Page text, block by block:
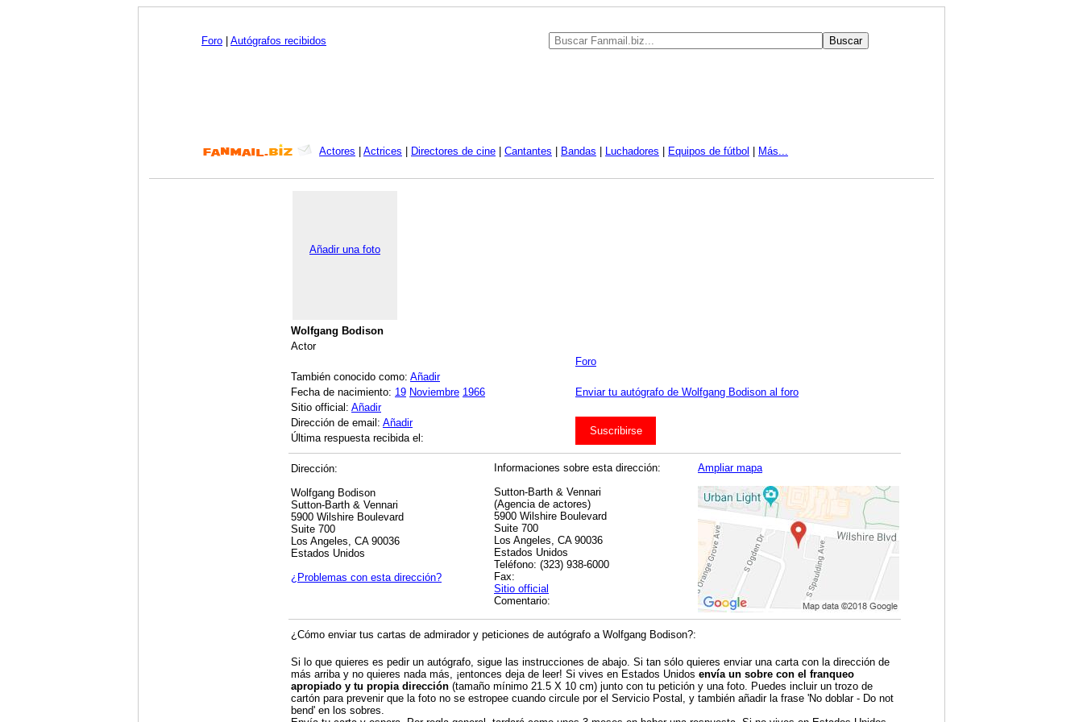
Foro Autógrafos recibidos
Actores Actrices Directores de cine Cantantes Bandas Luchadores Equipos de fútbol Más...
Añadir una foto
Wolfgang Bodison
Actor
Foro
También conocido como: Añadir
Fecha de nacimiento: 19 Noviembre 1966
Enviar tu autógrafo de Wolfgang Bodison al foro
Sitio official: Añadir
Dirección de email: Añadir
Suscribirse
Última respuesta recibida el:
Dirección:
Wolfgang Bodison
Sutton-Barth & Vennari
5900 Wilshire Boulevard
Suite 700
Los Angeles, CA 90036
Estados Unidos
¿Problemas con esta dirección?
Informaciones sobre esta dirección:
Sutton-Barth & Vennari
(Agencia de actores)
5900 Wilshire Boulevard
Suite 700
Los Angeles, CA 90036
Estados Unidos
Teléfono: (323) 938-6000
Fax:
Sitio official
Comentario:
Ampliar mapa
¿Cómo enviar tus cartas de admirador y peticiones de autógrafo a Wolfgang Bodison?:
Si lo que quieres es pedir un autógrafo, sigue las instrucciones de abajo. Si tan sólo quieres enviar una carta con la dirección de
más arriba y no quieres nada más, ¡entonces deja de leer! Si vives en Estados Unidos envía un sobre con el franqueo
apropiado y tu propia dirección (tamaño mínimo 21.5 X 10 cm) junto con tu petición y una foto. Puedes incluir un trozo de
cartón para prevenir que la foto no se estropee cuando circule por el Servicio Postal, y también añadir la frase 'No doblar - Do not
bend' en los sobres.